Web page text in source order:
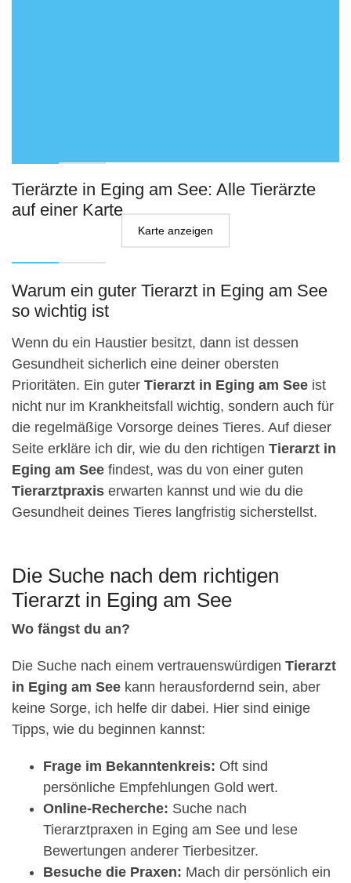
Tierärzte in Eging am See: Alle Tierärzte
auf einer Karte
Karte anzeigen
Warum ein guter Tierarzt in Eging am See
so wichtig ist
Wenn du ein Haustier besitzt, dann ist dessen
Gesundheit sicherlich eine deiner obersten
Prioritäten. Ein guter Tierarzt in Eging am See ist
nicht nur im Krankheitsfall wichtig, sondern auch für
die regelmäßige Vorsorge deines Tieres. Auf dieser
Seite erkläre ich dir, wie du den richtigen Tierarzt in
Eging am See findest, was du von einer guten
Tierarztpraxis erwarten kannst und wie du die
Gesundheit deines Tieres langfristig sicherstellst.
Die Suche nach dem richtigen
Tierarzt in Eging am See
Wo fängst du an?
Die Suche nach einem vertrauenswürdigen Tierarzt
in Eging am See kann herausfordernd sein, aber
keine Sorge, ich helfe dir dabei. Hier sind einige
Tipps, wie du beginnen kannst:
Frage im Bekanntenkreis: Oft sind
persönliche Empfehlungen Gold wert.
Online-Recherche: Suche nach
Tierarztpraxen in Eging am See und lese
Bewertungen anderer Tierbesitzer.
Besuche die Praxen: Mach dir persönlich ein